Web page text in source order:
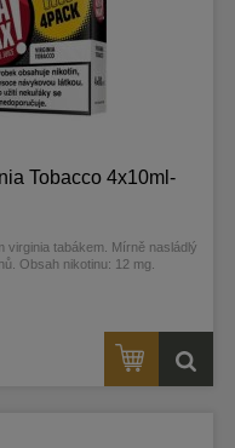
Tobacco 4x10ml-
tabákem. Mírně nasládlý
Obsah nikotinu: 12 mg.